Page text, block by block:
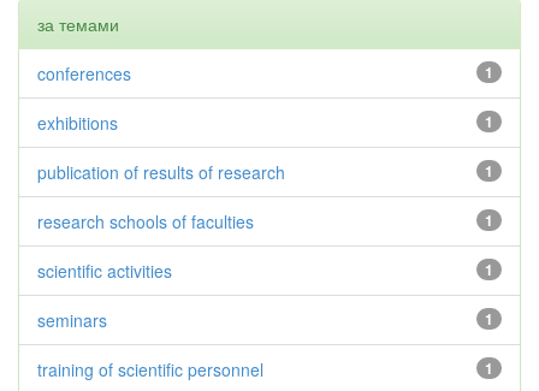
за темами
1
conferences
1
exhibitions
1
publication of results of research
1
research schools of faculties
1
scientific activities
1
seminars
1
training of scientific personnel